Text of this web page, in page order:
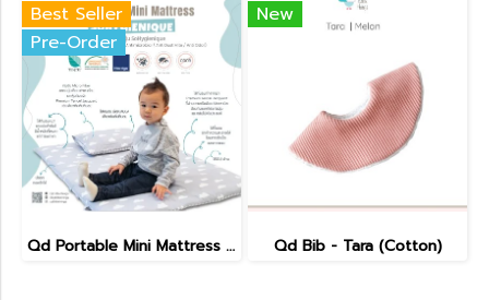
Best Seller
Pre-Order
Qd Portable Mini Mattress : SoHygienique
New
Qd Bib - Tara (Cotton)